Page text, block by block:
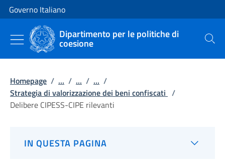
Vai al contenuto
Vai alla navigazione del sito
Governo Italiano
Dipartimento per le politiche di
coesione Cerca
Homepage / ... / ... / ... /
Strategia di valorizzazione dei beni confiscati /
Delibere CIPESS-CIPE rilevanti
IN QUESTA PAGINA